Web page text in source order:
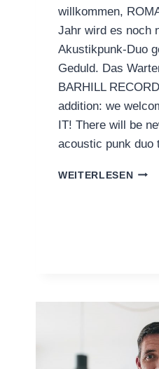
willkommen,
Jahr wird es noch
Akustikpunk-Duo
Geduld. Das
BARHILL
addition: we
IT! There will be
acoustic punk
WEITERLESEN